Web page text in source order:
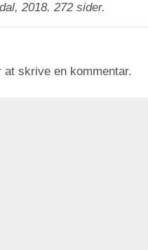
2018. 272 sider.
skrive en kommentar.